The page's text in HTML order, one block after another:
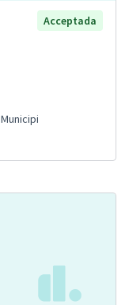
Acceptada
Municipi